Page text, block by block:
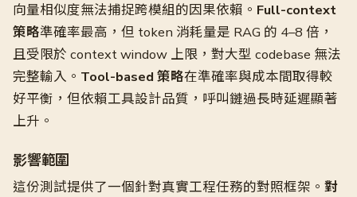
向量相似度無法捕捉跨模組的因果依賴。 Full-context
策略準確率最高，但 token 消耗量是 RAG 的 4–8 倍，
且受限於 context window 上限，對大型 codebase 無法
完整輸入。 Tool-based 策略在準確率與成本間取得較
好平衡，但依賴工具設計品質，呼叫鏈過長時延遲顯著
上升。
影響範圍
這份測試提供了一個針對真實工程任務的對照框架。 對